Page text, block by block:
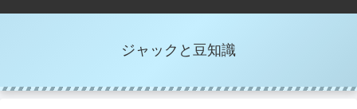
ジャックと豆知識